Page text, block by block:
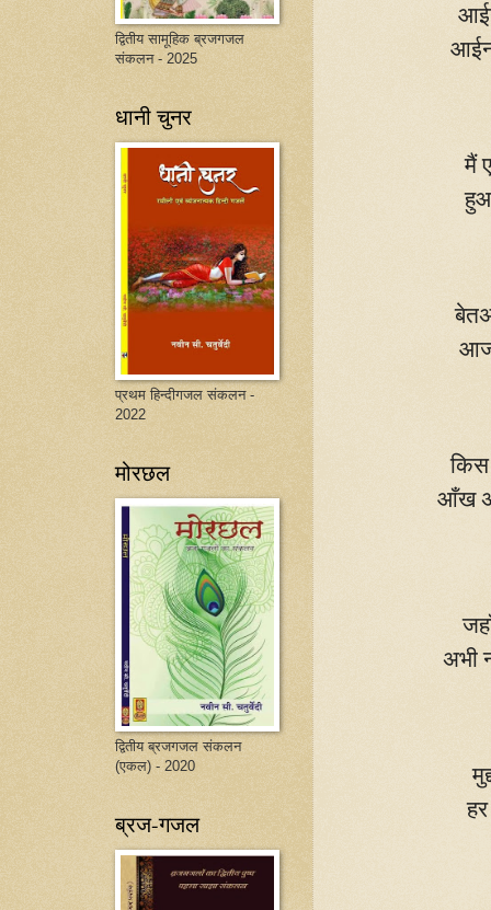
मैं
आज
आँख
अभी
द्वितीय सामूहिक ब्रजगजल
संकलन - 2025
धानी चुनर
प्रथम हिन्दीगजल संकलन -
2022
मोरछल
द्वितीय ब्रजगजल संकलन
(एकल) - 2020
ब्रज-गजल